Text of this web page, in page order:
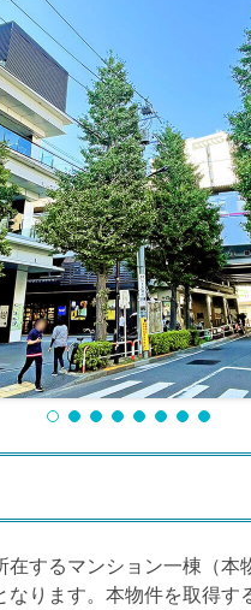
在するマンション一棟（本
なります。本物件を取得す